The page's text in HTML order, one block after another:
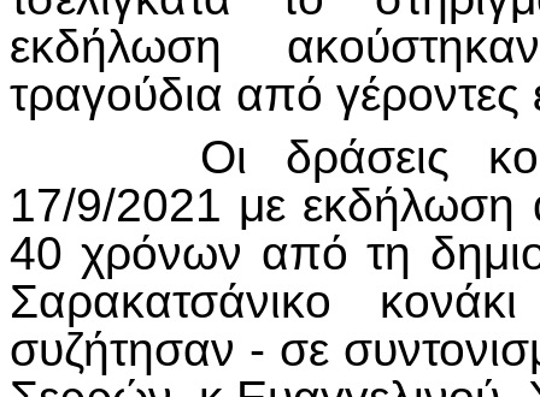
εκδήλωση
τραγούδια από γέροντες
Οι δράσεις
17/9/2021 με
40 χρόνων από τη
Σαρακατσάνικο
συζήτησαν - σε